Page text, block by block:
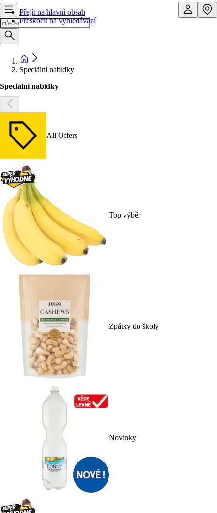
Přejít na hlavní obsah
Přeskočit na vyhledávání
Speciální nabídky
Speciální nabídky
All Offers
Top výběr
Zpátky do školy
Novinky